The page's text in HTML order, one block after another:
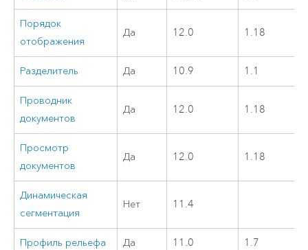
Порядок
отображения
Да 12.0 1.18
Разделитель Да 10.9 1.1
Проводник
документов
Да 12.0 1.18
Просмотр
документов
Да 12.0 1.18
Динамическая
сегментация
Нет 11.4
Профиль рельефа Да 11.0 1.7